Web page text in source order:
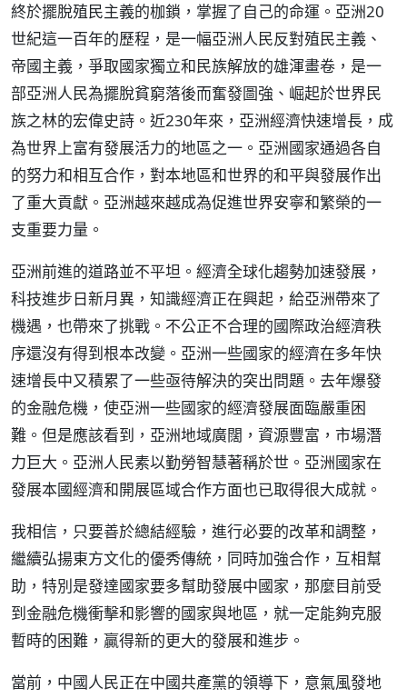
終於擺脫殖民主義的枷鎖，掌握了自己的命運。亞洲20
世紀這一百年的歷程，是一幅亞洲人民反對殖民主義、
帝國主義，爭取國家獨立和民族解放的雄渾畫卷，是一
部亞洲人民為擺脫貧窮落後而奮發圖強、崛起於世界民
族之林的宏偉史詩。近230年來，亞洲經濟快速增長，成
為世界上富有發展活力的地區之一。亞洲國家通過各自
的努力和相互合作，對本地區和世界的和平與發展作出
了重大貢獻。亞洲越來越成為促進世界安寧和繁榮的一
支重要力量。
亞洲前進的道路並不平坦。經濟全球化趨勢加速發展，
科技進步日新月異，知識經濟正在興起，給亞洲帶來了
機遇，也帶來了挑戰。不公正不合理的國際政治經濟秩
序還沒有得到根本改變。亞洲一些國家的經濟在多年快
速增長中又積累了一些亟待解決的突出問題。去年爆發
的金融危機，使亞洲一些國家的經濟發展面臨嚴重困
難。但是應該看到，亞洲地域廣闊，資源豐富，市場潛
力巨大。亞洲人民素以勤勞智慧著稱於世。亞洲國家在
發展本國經濟和開展區域合作方面也已取得很大成就。
我相信，只要善於總結經驗，進行必要的改革和調整，
繼續弘揚東方文化的優秀傳統，同時加強合作，互相幫
助，特別是發達國家要多幫助發展中國家，那麼目前受
到金融危機衝擊和影響的國家與地區，就一定能夠克服
暫時的困難，贏得新的更大的發展和進步。
當前，中國人民正在中國共產黨的領導下，意氣風發地